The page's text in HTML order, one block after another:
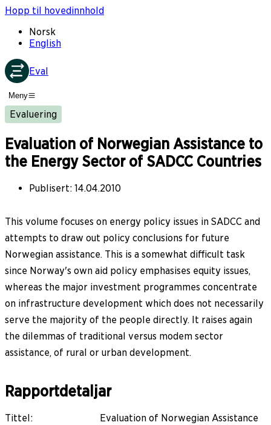
Hopp til hovedinnhold
Norsk
English
Eval
Meny
Evaluering
Evaluation of Norwegian Assistance to
the Energy Sector of SADCC Countries
Publisert: 14.04.2010
This volume focuses on energy policy issues in SADCC and
attempts to draw out policy conclusions for future
Norwegian assistance. This is a somewhat difficult task
since Norway's own aid policy emphasises equity issues,
whereas the major investment programmes concentrate
on infrastructure development which does not necessarily
serve the majority of the people directly. It raises again
the dilemmas of traditional versus modem sector
assistance, of rural or urban development.
Rapportdetaljar
Tittel:
Evaluation of Norwegian Assistance